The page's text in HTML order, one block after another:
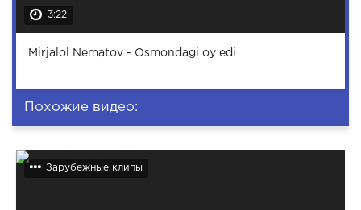
3:22
Mirjalol Nematov - Osmondagi oy edi
Похожие видео:
Зарубежные клипы